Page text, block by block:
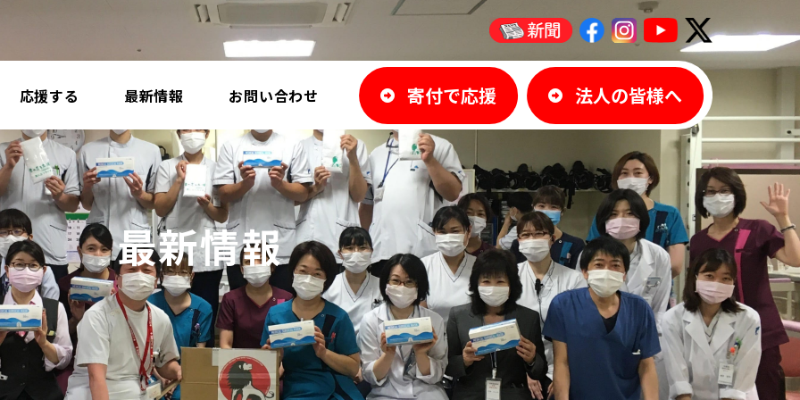
応援する 最新情報 お問い合わせ 寄付で応援 法人の皆様へ
最新情報